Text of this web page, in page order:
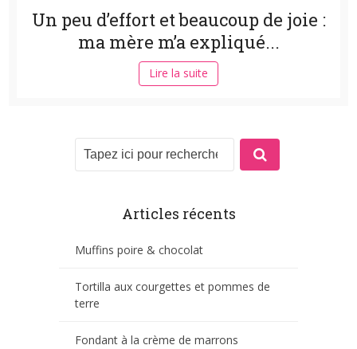
Un peu d’effort et beaucoup de joie :
ma mère m’a expliqué...
Lire la suite
Articles récents
Muffins poire & chocolat
Tortilla aux courgettes et pommes de
terre
Fondant à la crème de marrons